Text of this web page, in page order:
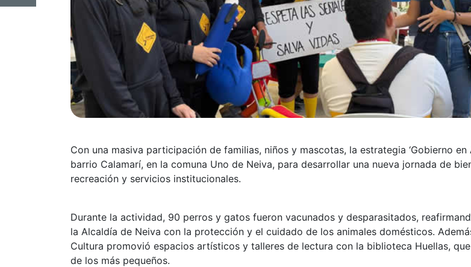
Con una masiva participación de familias, niños y mascotas, la estrategia ‘Gobierno en
barrio Calamarí, en la comuna Uno de Neiva, para desarrollar una nueva jornada de
recreación y servicios institucionales.
Durante la actividad, 90 perros y gatos fueron vacunados y desparasitados,
la Alcaldía de Neiva con la protección y el cuidado de los animales domésticos.
Cultura promovió espacios artísticos y talleres de lectura con la biblioteca Huellas,
de los más pequeños.